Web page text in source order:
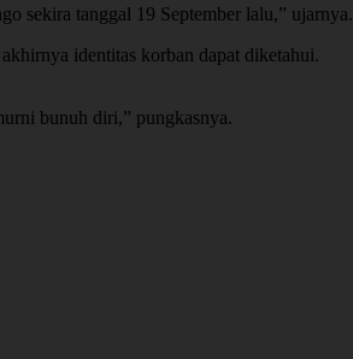
sekira tanggal 19 September lalu,” ujarnya.
identitas korban dapat diketahui.
bunuh diri,” pungkasnya.